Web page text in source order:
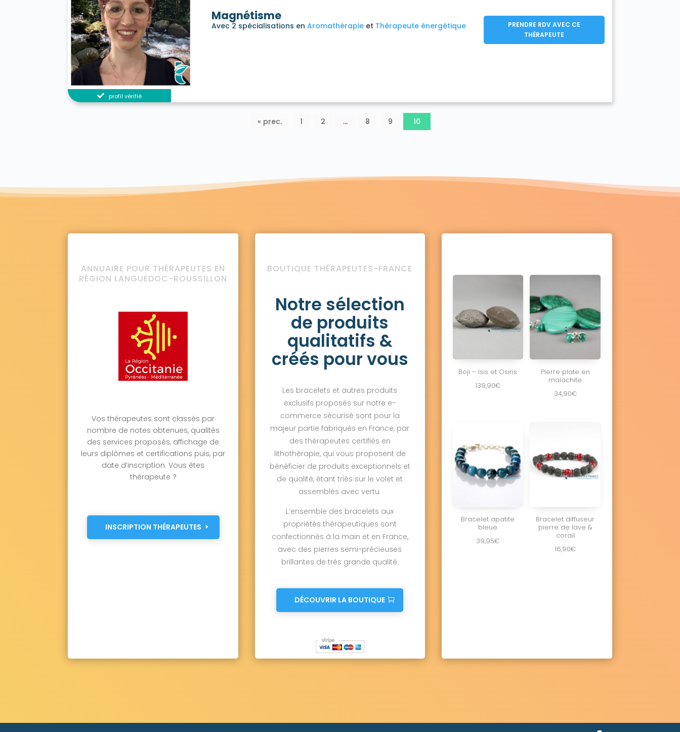
profil vérifié
Magnétisme
Avec 2 spécialisations enAromathérapie Thérapeute énergétique
PRENDRE RDV AVEC CE
THÉRAPEUTE
« prec. 1 2 … 8 9 10
ANNUAIRE POUR THÉRAPEUTES EN
RÉGION LANGUEDOC-ROUSSILLON
Vos thérapeutes sont classés par
nombre de notes obtenues, qualités
des services proposés, affichage de
leurs diplômes et certifications puis, par
date d’inscription. Vous êtes
thérapeute ?
INSCRIPTION THÉRAPEUTES
BOUTIQUE THÉRAPEUTES-FRANCE
Notre sélection
de produits
qualitatifs &
créés pour vous
Les bracelets et autres produits
exclusifs proposés sur notre e-
commerce sécurisé sont pour la
majeur partie fabriqués en France, par
des thérapeutes certifiés en
lithothérapie, qui vous proposent de
bénéficier de produits exceptionnels et
de qualité, étant triés sur le volet et
assemblés avec vertu.
L’ensemble des bracelets aux
propriétés thérapeutiques sont
confectionnés à la main et en France,
avec des pierres semi-précieuses
brillantes de très grande qualité.
DÉCOUVRIR LA BOUTIQUE
Boji – Isis et Osiris
139,90€
Pierre plate en
malachite
34,90€
Bracelet apatite
bleue
39,95€
Bracelet diffuseur
pierre de lave &
corail
16,90€